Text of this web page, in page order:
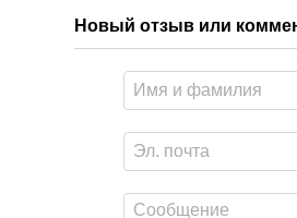
Новый отзыв или